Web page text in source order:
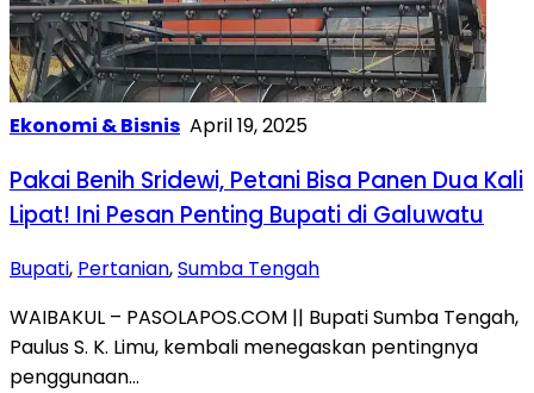
Ekonomi & Bisnis April 19, 2025
Pakai Benih Sridewi, Petani Bisa Panen Dua Kali
Lipat! Ini Pesan Penting Bupati di Galuwatu
Bupati, Pertanian,Sumba Tengah
WAIBAKUL – PASOLAPOS.COM || Bupati Sumba Tengah,
Paulus S. K. Limu, kembali menegaskan pentingnya
penggunaan…